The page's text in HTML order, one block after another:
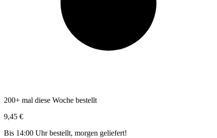
200+ mal diese Woche bestellt
9,45 €
Bis 14:00 Uhr bestellt, morgen geliefert!